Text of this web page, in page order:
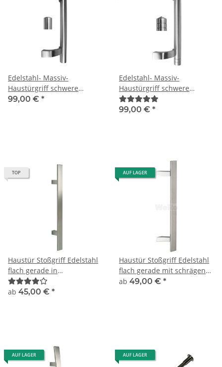
Edelstahl- Massiv-
Haustürgriff schwere
Ausführung Modell 189
99,00 € *
Edelstahl- Massiv-
Haustürgriff schwere
Ausführung Modell 191
99,00 € *
TOP
Haustür Stoßgriff Edelstahl
flach gerade in
verschiedenen Längen
ab 45,00 € *
AUF LAGER
Haustür Stoßgriff Edelstahl
flach gerade mit schrägen
Stützen
ab 49,00 € *
AUF LAGER AUF LAGER